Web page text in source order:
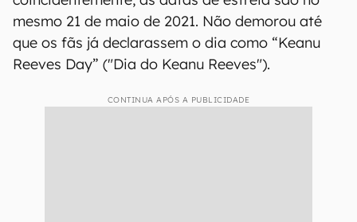
mesmo 21 de maio de 2021. Não demorou até
que os fãs já declarassem o dia como “Keanu
Reeves Day” ("Dia do Keanu Reeves").
CONTINUA APÓS A PUBLICIDADE